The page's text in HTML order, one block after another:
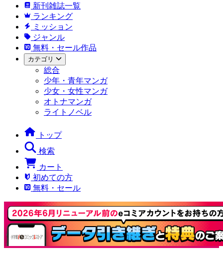
新刊雑誌一覧
ランキング
ミッション
ジャンル
無料・セール作品
カテゴリ
総合
少年・青年マンガ
少女・女性マンガ
オトナマンガ
ライトノベル
トップ
検索
カート
初めての方
無料・セール